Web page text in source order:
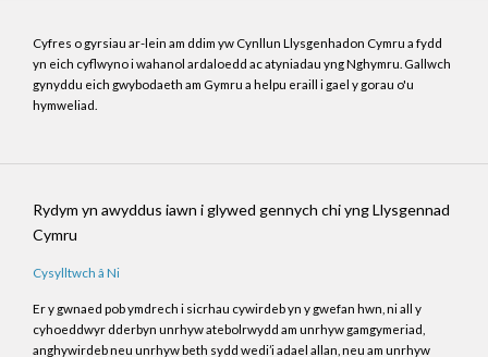
Cyfres o gyrsiau ar-lein am ddim yw Cynllun Llysgenhadon Cymru a fydd
yn eich cyflwyno i wahanol ardaloedd ac atyniadau yng Nghymru. Gallwch
gynyddu eich gwybodaeth am Gymru a helpu eraill i gael y gorau o'u
hymweliad.
Rydym yn awyddus iawn i glywed gennych chi yng Llysgennad
Cymru
Cysylltwch â Ni
Er y gwnaed pob ymdrech i sicrhau cywirdeb yn y gwefan hwn, ni all y
cyhoeddwyr dderbyn unrhyw atebolrwydd am unrhyw gamgymeriad,
anghywirdeb neu unrhyw beth sydd wedi’i adael allan, neu am unrhyw